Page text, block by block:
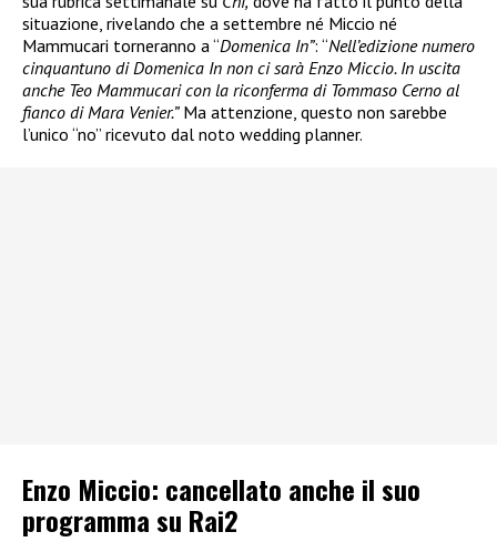
situazione, rivelando che a settembre né Miccio né
Mammucari torneranno a “Domenica In”: “Nell’edizione numero
cinquantuno di Domenica In non ci sarà Enzo Miccio. In uscita
anche Teo Mammucari con la riconferma di Tommaso Cerno al
fianco di Mara Venier.”Ma attenzione, questo non sarebbe
l’unico “no” ricevuto dal noto wedding planner.
Enzo Miccio: cancellato anche il suo
programma su Rai2